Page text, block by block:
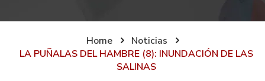
Home
Noticias
LA PUÑALAS DEL HAMBRE (8): INUNDACIÓN DE LAS
SALINAS